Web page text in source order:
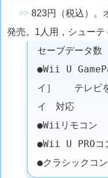
>> 823円（税込）。
発売。1人用，シューテ
セーブデータ
●Wii U
イ］ テレビを
イ 対応
●Wiiリモ
●Wii U PROコ
●クラシックコン